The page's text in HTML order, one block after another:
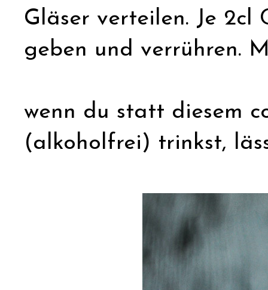
Gläser verteilen. Je 2cl
geben und verrühren.
wenn du statt diesem
(alkoholfrei) trinkst,